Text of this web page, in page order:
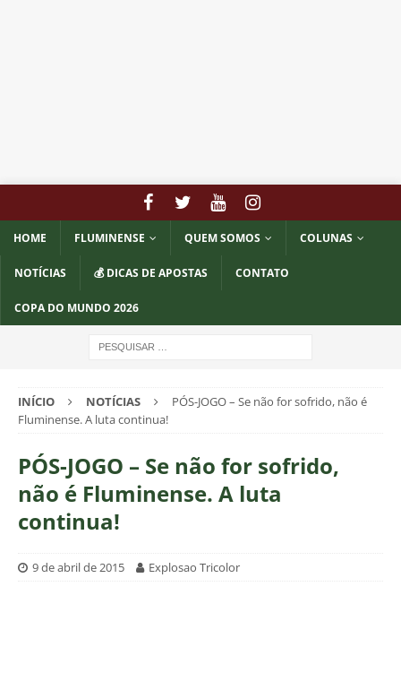
HOME FLUMINENSE QUEM SOMOS COLUNAS
NOTÍCIAS 💰 DICAS DE APOSTAS CONTATO
COPA DO MUNDO 2026
INÍCIO NOTÍCIAS
PÓS-JOGO – Se não for sofrido, não é
Fluminense. A luta continua!
PÓS-JOGO – Se não for sofrido,
não é Fluminense. A luta
continua!
9 de abril de 2015 Explosao Tricolor